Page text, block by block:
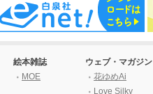
絵本雑誌
MOE
ウェブ・マガジン
花ゆめAi
Love Silky